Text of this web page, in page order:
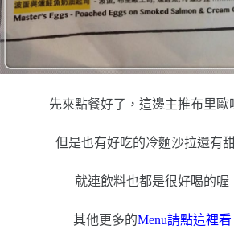
先來點餐好了，這邊主推布里歐
但是也有好吃的冷麵沙拉還有甜
就連飲料也都是很好喝的喔
其他更多的Menu請點這裡看